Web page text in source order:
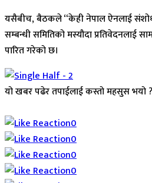
यसैबीच, बैठकले “केही नेपाल ऐनलाई
सम्बन्धी समितिको मस्यौदा प्रतिवेदनलाई
पारित गरेको छ।
यो खबर पढेर तपाईलाई कस्तो महसुस भयो ?
0
0
0
0